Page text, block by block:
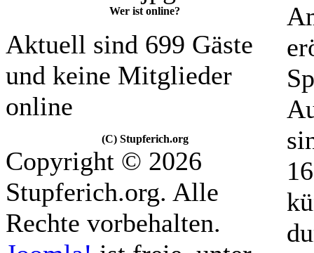
Wer ist online?
Aktuell sind 699 Gäste
und keine Mitglieder
online
(C) Stupferich.org
Copyright © 2026
Stupferich.org. Alle
Rechte vorbehalten.